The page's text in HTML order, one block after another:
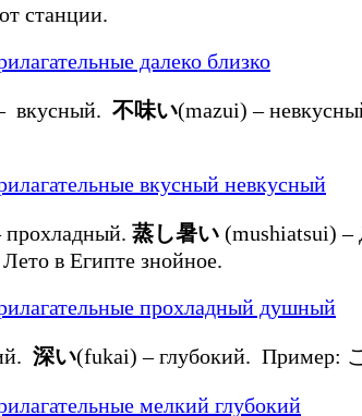
станции.
вкусный. 不味い(mazui) –
прохладный. 蒸し暑い (mushiatsui)
в Египте знойное.
深い(fukai) – глубокий. Пример: